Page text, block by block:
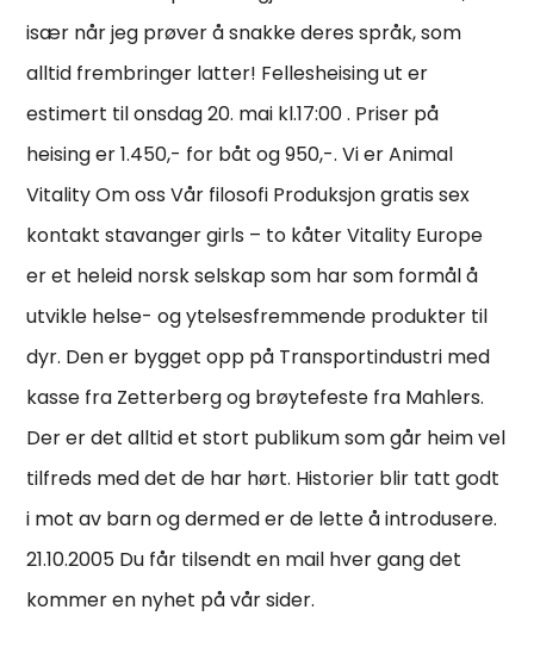
især når jeg prøver å snakke deres språk, som
alltid frembringer latter! Fellesheising ut er
estimert til onsdag 20. mai kl.17:00 . Priser på
heising er 1.450,- for båt og 950,-. Vi er Animal
Vitality Om oss Vår filosofi Produksjon gratis sex
kontakt stavanger girls – to kåter Vitality Europe
er et heleid norsk selskap som har som formål å
utvikle helse- og ytelsesfremmende produkter til
dyr. Den er bygget opp på Transportindustri med
kasse fra Zetterberg og brøytefeste fra Mahlers.
Der er det alltid et stort publikum som går heim vel
tilfreds med det de har hørt. Historier blir tatt godt
i mot av barn og dermed er de lette å introdusere.
21.10.2005 Du får tilsendt en mail hver gang det
kommer en nyhet på vår sider.